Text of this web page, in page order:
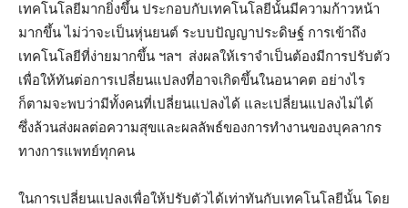
เทคโนโลยีมากยิ่งขึ้น ประกอบกับเทคโนโลยีนั้นมีความก้าวหน้า
มากขึ้น ไม่ว่าจะเป็นหุ่นยนต์ ระบบปัญญาประดิษฐ์ การเข้าถึง
เทคโนโลยีที่ง่ายมากขึ้น ฯลฯ ส่งผลให้เราจำเป็นต้องมีการปรับตัว
เพื่อให้ทันต่อการเปลี่ยนแปลงที่อาจเกิดขึ้นในอนาคต อย่างไร
ก็ตามจะพบว่ามีทั้งคนที่เปลี่ยนแปลงได้ และเปลี่ยนแปลงไม่ได้
ซึ่งล้วนส่งผลต่อความสุขและผลลัพธ์ของการทำงานของบุคลากร
ทางการแพทย์ทุกคน
ในการเปลี่ยนแปลงเพื่อให้ปรับตัวได้เท่าทันกับเทคโนโลยีนั้น โดย